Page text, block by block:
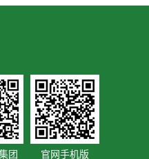
团
官网手机版